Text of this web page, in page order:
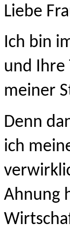
Liebe
Ich bin
und Ihre
meiner
Denn
ich
Ahnung